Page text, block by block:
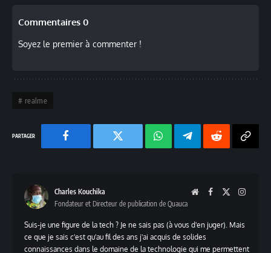
Commentaires 0
Soyez le premier à commenter !
realme
Facebook Twitter
Chaine
TelegramReddit
Charles Kouchika WebsiteFacebook
Fondateur et Directeur de publication de Quauca
Suis-je une figure de la tech ? Je ne sais pas (à vous d'en juger). Mais
ce que je sais c'est qu'au fil des ans j'ai acquis de solides
connaissances dans le domaine de la technologie qui me permettent